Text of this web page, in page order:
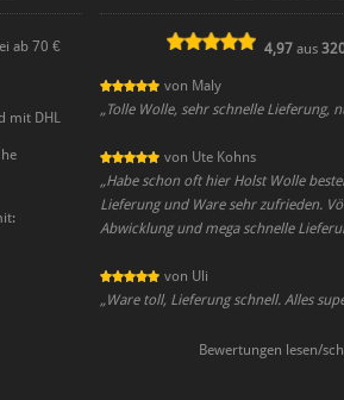
ab 70 €
mit DHL
4,97 aus
von Maly
„Tolle Wolle, sehr schnelle Lieferung,
von Ute Kohns
„Habe schon oft hier Holst Wolle
Lieferung und Ware sehr zufrieden.
Abwicklung und mega schnelle
von Uli
„Ware toll, Lieferung schnell. Alles
Bewertungen lesen/